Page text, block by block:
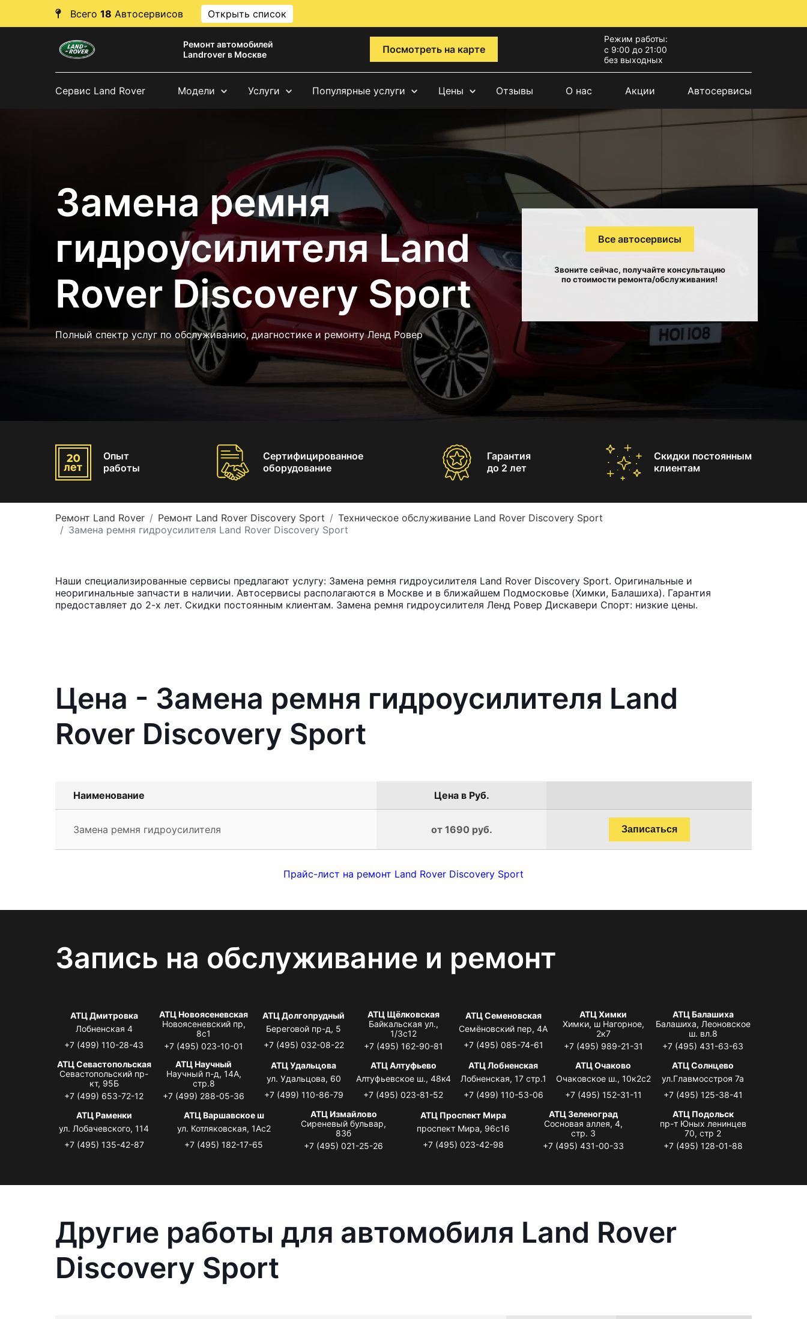
Всего 18 Автосервисов Открыть список
Ремонт автомобилей
Landrover в Москве
Посмотреть на карте
Режим работы:
с 9:00 до 21:00
без выходных
Сервис Land Rover Модели Услуги Популярные услуги Цены Отзывы О нас Акции Автосервисы
Замена ремня
гидроусилителя Land
Rover Discovery Sport
Полный спектр услуг по обслуживанию, диагностике и ремонту Ленд Ровер
Все автосервисы
Звоните сейчас, получайте консультацию
по стоимости ремонта/обслуживания!
Опыт
работы
Сертифицированное
оборудование
Гарантия
до 2 лет
Скидки постоянным
клиентам
Ремонт Land Rover Ремонт Land Rover Discovery Sport
Техническое обслуживание Land Rover Discovery Sport
Замена ремня гидроусилителя Land Rover Discovery Sport
Наши специализированные сервисы предлагают услугу: Замена ремня гидроусилителя Land Rover Discovery Sport. Оригинальные и
неоригинальные запчасти в наличии. Автосервисы располагаются в Москве и в ближайшем Подмосковье (Химки, Балашиха). Гарантия
предоставляет до 2-х лет. Скидки постоянным клиентам. Замена ремня гидроусилителя Ленд Ровер Дискавери Спорт: низкие цены.
Цена - Замена ремня гидроусилителя Land
Rover Discovery Sport
Наименование Цена в Руб.
Замена ремня гидроусилителя от 1690 руб. Записаться
Прайс-лист на ремонт Land Rover Discovery Sport
Запись на обслуживание и ремонт
АТЦ Дмитровка
Лобненская 4
+7 (499) 110-28-43
АТЦ Новоясеневская
Новоясеневский пр,
8с1
+7 (495) 023-10-01
АТЦ Долгопрудный
Береговой пр-д, 5
+7 (495) 032-08-22
АТЦ Щёлковская
Байкальская ул.,
1/3с12
+7 (495) 162-90-81
АТЦ Семеновская
Семёновский пер, 4А
+7 (495) 085-74-61
АТЦ Химки
Химки, ш Нагорное,
2к7
+7 (495) 989-21-31
АТЦ Балашиха
Балашиха, Леоновское
ш. вл.8
+7 (495) 431-63-63
АТЦ Севастопольская
Севастопольский пр-
кт, 95Б
+7 (499) 653-72-12
АТЦ Научный
Научный п-д, 14А,
стр.8
+7 (499) 288-05-36
АТЦ Удальцова
ул. Удальцова, 60
+7 (499) 110-86-79
АТЦ Алтуфьево
Алтуфьевское ш., 48к4
+7 (495) 023-81-52
АТЦ Лобненская
Лобненская, 17 стр.1
+7 (499) 110-53-06
АТЦ Очаково
Очаковское ш., 10к2с2
+7 (495) 152-31-11
АТЦ Солнцево
ул.Главмосстроя 7а
+7 (495) 125-38-41
АТЦ Раменки
ул. Лобачевского, 114
+7 (495) 135-42-87
АТЦ Варшавское ш
ул. Котляковская, 1Ас2
+7 (495) 182-17-65
АТЦ Измайлово
Сиреневый бульвар,
83б
+7 (495) 021-25-26
АТЦ Проспект Мира
проспект Мира, 96с16
+7 (495) 023-42-98
АТЦ Зеленоград
Сосновая аллея, 4,
стр. 3
+7 (495) 431-00-33
АТЦ Подольск
пр-т Юных ленинцев
70, стр 2
+7 (495) 128-01-88
Другие работы для автомобиля Land Rover
Discovery Sport